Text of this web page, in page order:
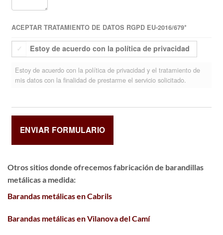
ACEPTAR TRATAMIENTO DE DATOS RGPD EU-2016/679*
Estoy de acuerdo con la política de privacidad
Estoy de acuerdo con la política de privacidad y el tratamiento de
mis datos con la finalidad de prestarme el servicio solicitado.
Otros sitios donde ofrecemosfabricación de barandillas
metálicas a medida:
Barandas metálicas en Cabrils
Barandas metálicas en Vilanova del Camí